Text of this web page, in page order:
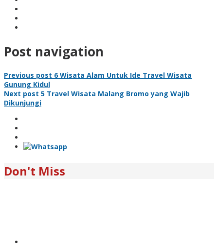
Post navigation
Previous post 6 Wisata Alam Untuk Ide Travel Wisata
Gunung Kidul
Next post 5 Travel Wisata Malang Bromo yang Wajib
Dikunjungi
Don't Miss